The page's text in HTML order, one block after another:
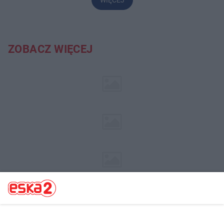
ZOBACZ WIĘCEJ